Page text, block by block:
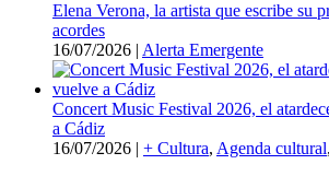
Elena Verona, la artista que escribe su
acordes
16/07/2026 | Alerta Emergente
Concert Music Festival 2026, el
a Cádiz
16/07/2026 | + Cultura, Agenda cultural,